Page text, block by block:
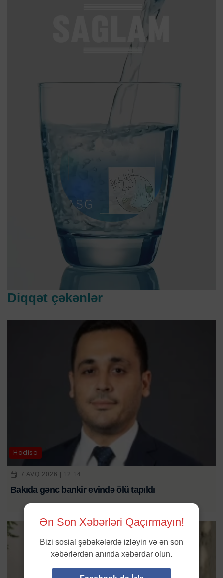
Diqqət çəkənlər
Hadisə
7 AVQ 2026 | 12:14
Bakıda gənc bankir evində ölü tapıldı
Ən Son Xəbərləri Qaçırmayın!
Bizi sosial şəbəkələrdə izləyin və ən son
xəbərlərdən anında xəbərdar olun.